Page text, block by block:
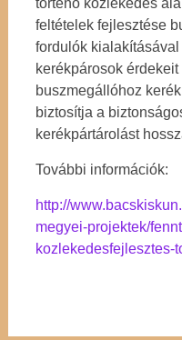
történő közlekedés
feltételek fejlesztése
fordulók
kerékpárosok
buszmegállóhoz
biztosítja a
kerékpártárolást
További információk:
http://
megyei-projektek/
kozlekedesfejlesztes-